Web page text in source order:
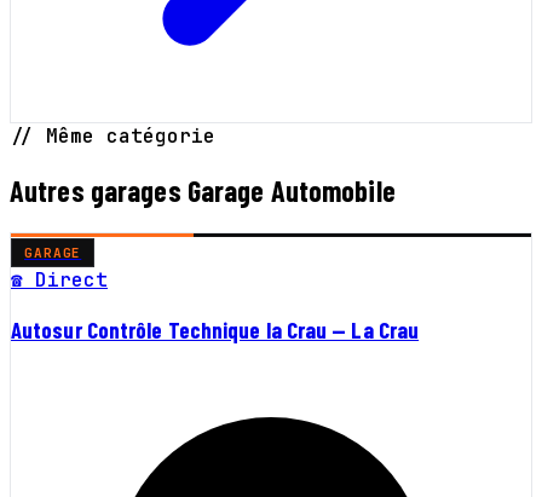
// Même catégorie
Autres garages Garage Automobile
GARAGE
☎ Direct
Autosur Contrôle Technique la Crau — La Crau